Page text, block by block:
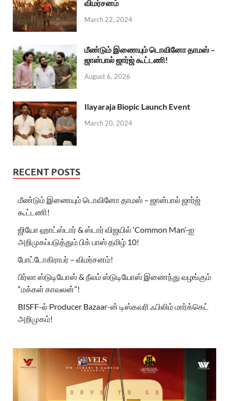
விமர்சனம்
March 22, 2024
மீண்டும் இணையும் டொவினோ தாமஸ் –
ஜான்பால் ஜார்ஜ் கூட்டணி!
August 6, 2026
Ilayaraja Biopic Launch Event
March 20, 2024
RECENT POSTS
மீண்டும் இணையும் டொவினோ தாமஸ் – ஜான்பால் ஜார்ஜ்
கூட்டணி!
ஜியோ ஹாட்ஸ்டார் & ஸ்டார் விஜயில் ‘Common Man’-ஐ
அறிமுகப்படுத்தும் பிக் பாஸ் தமிழ் 10!
போட்டோகிராபர் – விமர்சனம்!
பிர்லா ஸ்டுடியோஸ் & நீலம் ஸ்டுடியோஸ் இணைந்து வழங்கும்
“மக்கள் காவலன்”!
BISFF-ல் Producer Bazaar-ன் டிஸ்கவரி ஃபிலிம் மார்க்கெட்
அறிமுகம்!